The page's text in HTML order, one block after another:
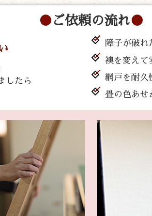
ご依頼の流れ
したら
障子が破れ
襖を変えて
網戸を耐久
畳の色あせ